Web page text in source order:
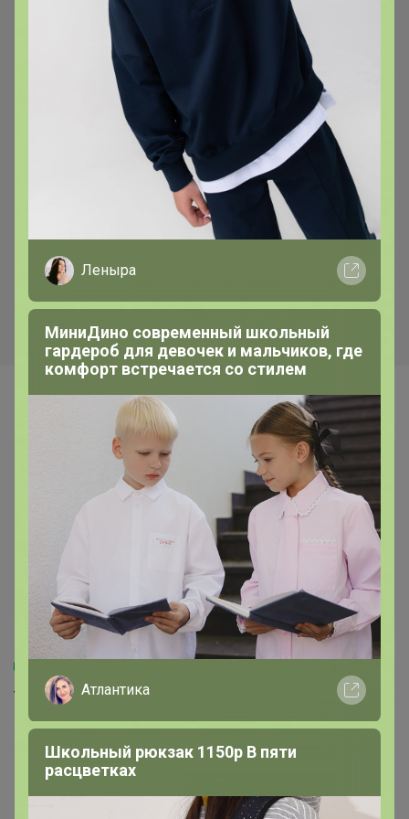
Самые желанные
2 354р
-8%
2 547р
747,97р × 4
в Сплит
Полуботинки женские
Скидка
4 258,6р
-16%
5 080р
БОТИНКИ ЖЕНСКИЕ ЧЕРНЫЙ
36-40 23КФ ЖЕНЩИНА
95015Ш
Леныра
МиниДино современный школьный
гардероб для девочек и мальчиков, где
комфорт встречается со стилем
Атлантика
Школьный рюкзак 1150р В пяти
расцветках